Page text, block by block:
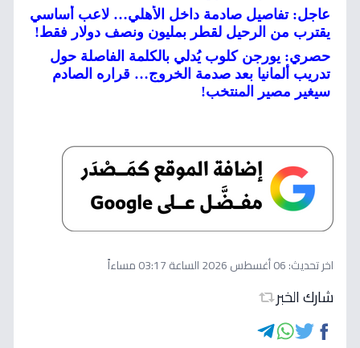
عاجل: تفاصيل صادمة داخل الأهلي… لاعب أساسي
يقترب من الرحيل لقطر بمليون ونصف دولار فقط!
حصري: يورجن كلوب يُدلي بالكلمة الفاصلة حول
تدريب ألمانيا بعد صدمة الخروج… قراره الصادم
سيغير مصير المنتخب!
اخر تحديث:06 أغسطس 2026 الساعة 03:17 مساءاً
شارك الخبر